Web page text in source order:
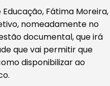
Fátima Moreira,
nomeadamente no
documental, que irá
que vai permitir que
disponibilizar ao